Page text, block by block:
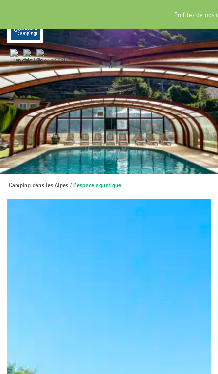
RÉSERVER
Camping dans les Alpes / L'espace aquatique
Profitez de nos